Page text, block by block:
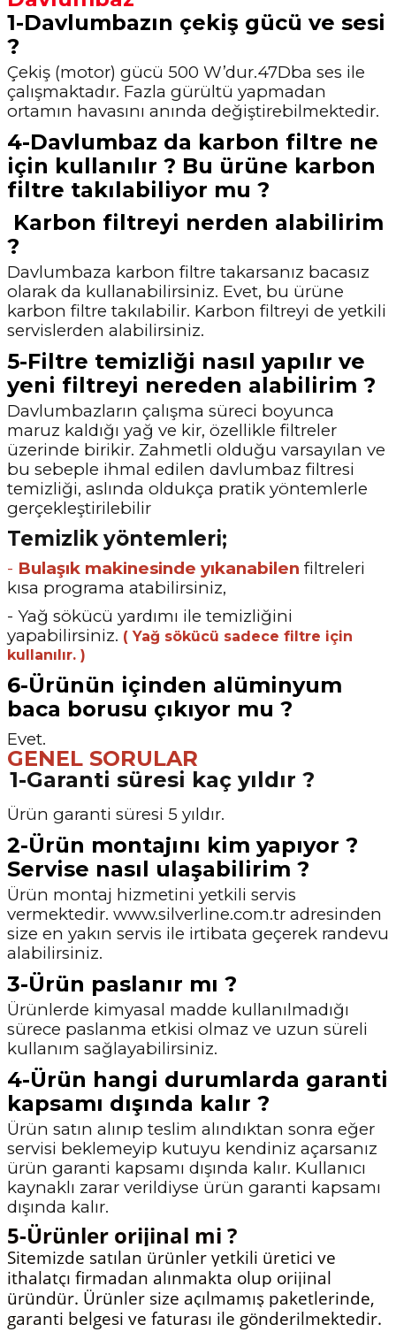
1-Davlumbazın çekiş gücü ve sesi
?
Çekiş (motor) gücü 500 W’dur.47Dba ses ile
çalışmaktadır. Fazla gürültü yapmadan
ortamın havasını anında değiştirebilmektedir.
4-Davlumbaz da karbon filtre ne
için kullanılır ? Bu ürüne karbon
filtre takılabiliyor mu ?
Karbon filtreyi nerden alabilirim
?
Davlumbaza karbon filtre takarsanız bacasız
olarak da kullanabilirsiniz. Evet, bu ürüne
karbon filtre takılabilir. Karbon filtreyi de yetkili
servislerden alabilirsiniz.
5-Filtre temizliği nasıl yapılır ve
yeni filtreyi nereden alabilirim ?
Davlumbazların çalışma süreci boyunca
maruz kaldığı yağ ve kir, özellikle filtreler
üzerinde birikir. Zahmetli olduğu varsayılan ve
bu sebeple ihmal edilen davlumbaz filtresi
temizliği, aslında oldukça pratik yöntemlerle
gerçekleştirilebilir
Temizlik yöntemleri;
- Bulaşık makinesinde yıkanabilen filtreleri
kısa programa atabilirsiniz,
- Yağ sökücü yardımı ile temizliğini
yapabilirsiniz. ( Yağ sökücü sadece filtre için
kullanılır. )
6-Ürünün içinden alüminyum
baca borusu çıkıyor mu ?
Evet.
GENEL SORULAR
1-Garanti süresi kaç yıldır ?
Ürün garanti süresi 5 yıldır.
2-Ürün montajını kim yapıyor ?
Servise nasıl ulaşabilirim ?
Ürün montaj hizmetini yetkili servis
vermektedir. www.silverline.com.tr adresinden
size en yakın servis ile irtibata geçerek randevu
alabilirsiniz.
3-Ürün paslanır mı ?
Ürünlerde kimyasal madde kullanılmadığı
sürece paslanma etkisi olmaz ve uzun süreli
kullanım sağlayabilirsiniz.
4-Ürün hangi durumlarda garanti
kapsamı dışında kalır ?
Ürün satın alınıp teslim alındıktan sonra eğer
servisi beklemeyip kutuyu kendiniz açarsanız
ürün garanti kapsamı dışında kalır. Kullanıcı
kaynaklı zarar verildiyse ürün garanti kapsamı
dışında kalır.
5-Ürünler orijinal mi ?
Sitemizde satılan ürünler yetkili üretici ve
ithalatçı firmadan alınmakta olup orijinal
üründür. Ürünler size açılmamış paketlerinde,
garanti belgesi ve faturası ile gönderilmektedir.